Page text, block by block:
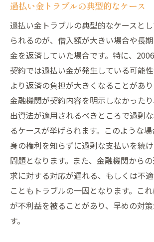
過払い金トラブルの典型的なケース
過払い金トラブルの典型的なケースと
られるのが、借入額が大きい場合や長
金を返済していた場合です。特に、
契約では過払い金が発生している可能
より返済の負担が大きくなることがあり
金融機関が契約内容を明示しなかった
出資法が適用されるべきところで過剰
るケースが挙げられます。このような
身の権利を知らずに過剰な支払いを続
問題となります。また、金融機関から
求に対する対応が遅れる、もしくは不
こともトラブルの一因となります。こ
が不利益を被ることがあり、早めの対
す。